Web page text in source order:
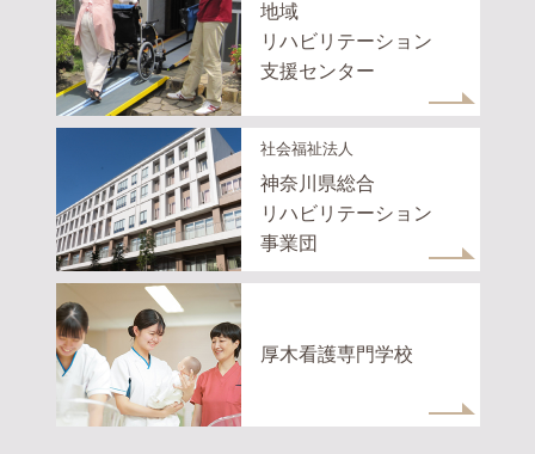
地域
リハビリテーション
支援センター
社会福祉法人
神奈川県総合
リハビリテーション
事業団
厚木看護専門学校